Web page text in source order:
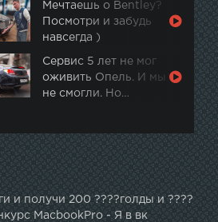
Мечтаешь о Bentley?
Посмотри и забудь
навсегда )
Сервис 5 лет не мог
оживить Опель. И мы
не смогли. Но…
и получи 200 ????голды и ????
MacbookPro - Я в вк